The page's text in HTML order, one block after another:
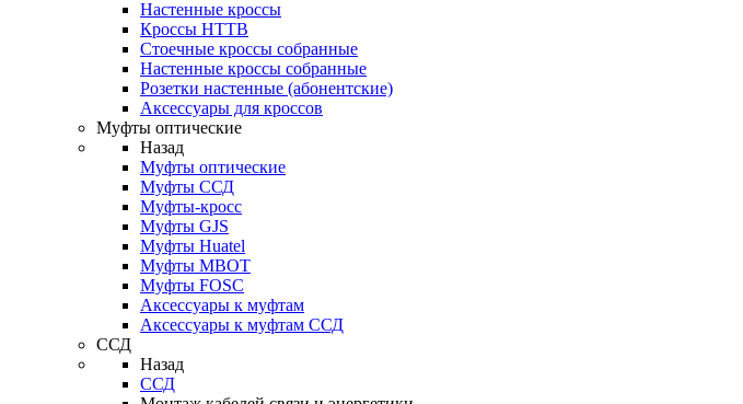
Настенные кроссы
Кроссы HTTB
Стоечные кроссы собранные
Настенные кроссы собранные
Розетки настенные (абонентские)
Аксессуары для кроссов
Муфты оптические
Назад
Муфты оптические
Муфты ССД
Муфты-кросс
Муфты GJS
Муфты Huatel
Муфты МВОТ
Муфты FOSC
Аксессуары к муфтам
Аксессуары к муфтам ССД
ССД
Назад
ССД